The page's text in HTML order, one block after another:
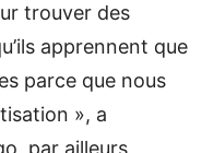
trouver des
apprennent que
parce que nous
», a